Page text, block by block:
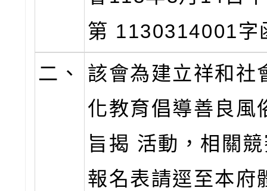
第 1130314001字
二、
該會為建立祥和社
化教育倡導善良風
旨揭 活動，相關
報名表請逕至本府